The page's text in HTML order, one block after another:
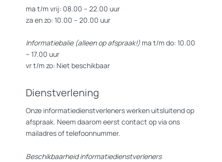
ma t/m vrij: 08.00 – 22.00 uur
za en zo: 10.00 – 20.00 uur
Informatiebalie (alleen op afspraak!) ma t/m do: 10.00
– 17.00 uur
vr t/m zo: Niet beschikbaar
Dienstverlening
Onze informatiedienstverleners werken uitsluitend op
afspraak. Neem daarom eerst contact op via ons
mailadres of telefoonnummer.
Beschikbaarheid informatiedienstverleners